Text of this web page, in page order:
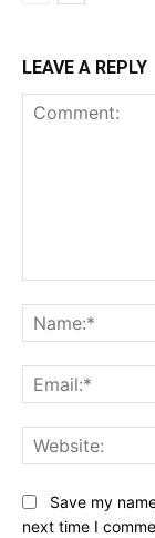
LEAVE A REPLY
Save my
next time I